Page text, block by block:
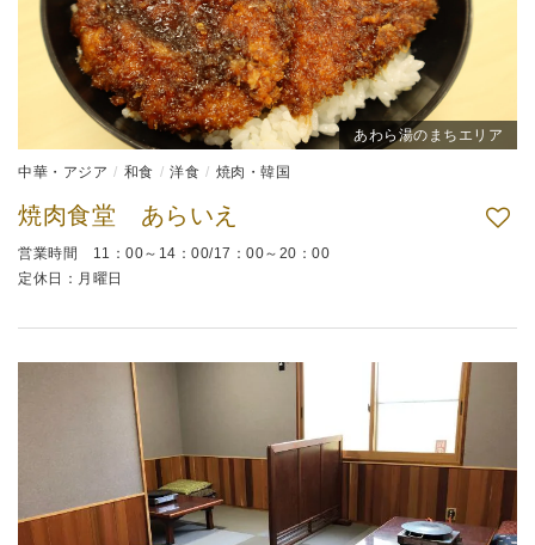
あわら湯のまちエリア
中華・アジア 和食 洋食 焼肉・韓国
焼肉食堂 あらいえ
営業時間 11：00～14：00/17：00～20：00
定休日：月曜日